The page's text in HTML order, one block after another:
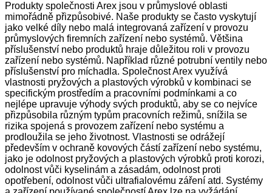
Produkty společnosti Arex jsou v průmyslové oblasti
mimořádně přizpůsobivé. Naše produkty se často vyskytují
jako velké díly nebo malá integrovaná zařízení v provozu
průmyslových firemních zařízení nebo systémů. Většina
příslušenství nebo produktů hraje důležitou roli v provozu
zařízení nebo systémů. Například různé potrubní ventily nebo
příslušenství pro míchadla. Společnost Arex využívá
vlastnosti pryžových a plastových výrobků v kombinaci se
specifickým prostředím a pracovními podmínkami a co
nejlépe upravuje výhody svých produktů, aby se co nejvíce
přizpůsobila různým typům pracovních režimů, snížila se
rizika spojená s provozem zařízení nebo systému a
prodloužila se jeho životnost. Vlastnosti se odrážejí
především v ochraně kovových částí zařízení nebo systému,
jako je odolnost pryžových a plastových výrobků proti korozi,
odolnost vůči kyselinám a zásadám, odolnost proti
opotřebení, odolnost vůči ultrafialovému záření atd. Systémy